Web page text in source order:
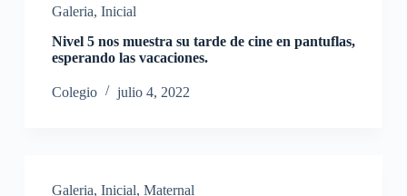
Galeria, Inicial
Nivel 5 nos muestra su tarde de cine en pantuflas,
esperando las vacaciones.
Colegio julio 4, 2022
Galeria, Inicial, Maternal